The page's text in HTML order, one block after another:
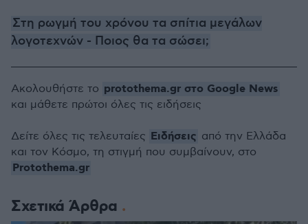
Στη ρωγμή του χρόνου τα σπίτια μεγάλων
λογοτεχνών - Ποιος θα τα σώσει;
Σχετικά Άρθρα
Ακολουθήστε το protothema.gr στο Google News
και μάθετε πρώτοι όλες τις ειδήσεις
Δείτε όλες τις τελευταίες Ειδήσεις από την Ελλάδα
και τον Κόσμο, τη στιγμή που συμβαίνουν, στο
Protothema.gr